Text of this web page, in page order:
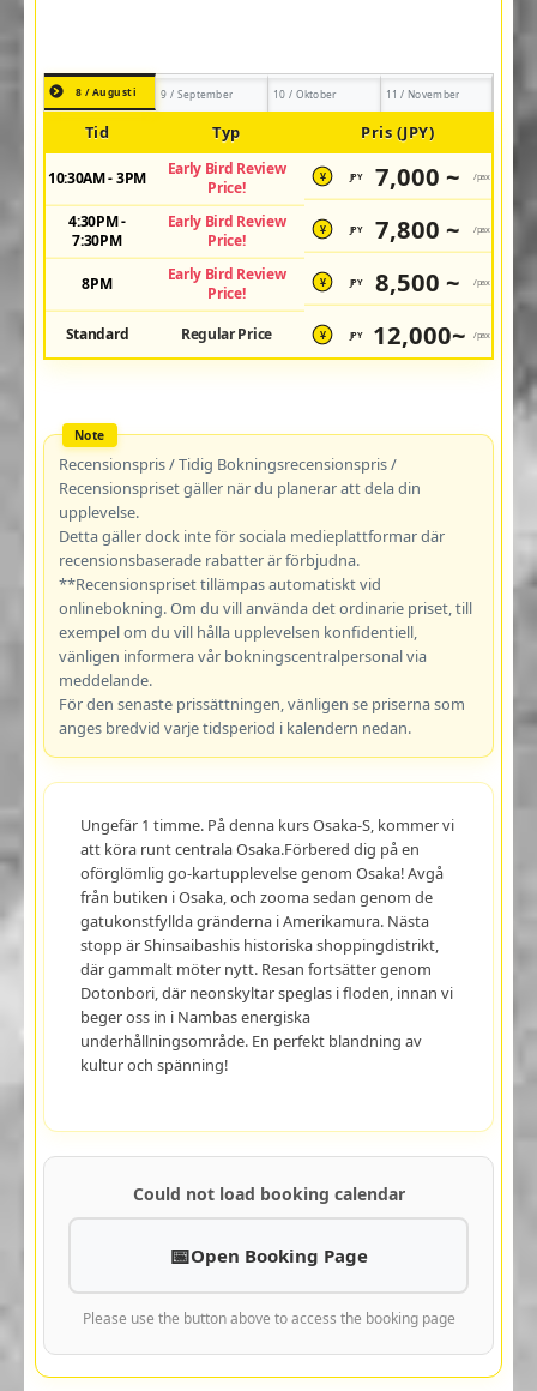
8 / Augusti 9 / September 10 / Oktober 11 / November
Tid Typ Pris (JPY)
10:30AM - 3PM
Early Bird Review
Price!
¥ JPY 7,000 ~ /pax
4:30PM -
7:30PM
Early Bird Review
Price!
¥ JPY 7,800 ~ /pax
8PM
Early Bird Review
Price!
¥ JPY 8,500 ~ /pax
Standard Regular Price ¥ JPY 12,000~ /pax
Recensionspris / Tidig Bokningsrecensionspris /
Recensionspriset gäller när du planerar att dela din
upplevelse.
Detta gäller dock inte för sociala medieplattformar där
recensionsbaserade rabatter är förbjudna.
**Recensionspriset tillämpas automatiskt vid
onlinebokning. Om du vill använda det ordinarie priset, till
exempel om du vill hålla upplevelsen konfidentiell,
vänligen informera vår bokningscentralpersonal via
meddelande.
För den senaste prissättningen, vänligen se priserna som
anges bredvid varje tidsperiod i kalendern nedan.
Ungefär 1 timme. På denna kurs Osaka-S, kommer vi
att köra runt centrala Osaka.Förbered dig på en
oförglömlig go-kartupplevelse genom Osaka! Avgå
från butiken i Osaka, och zooma sedan genom de
gatukonstfyllda gränderna i Amerikamura. Nästa
stopp är Shinsaibashis historiska shoppingdistrikt,
där gammalt möter nytt. Resan fortsätter genom
Dotonbori, där neonskyltar speglas i floden, innan vi
beger oss in i Nambas energiska
underhållningsområde. En perfekt blandning av
kultur och spänning!
Could not load booking calendar
Open Booking Page
Please use the button above to access the booking page